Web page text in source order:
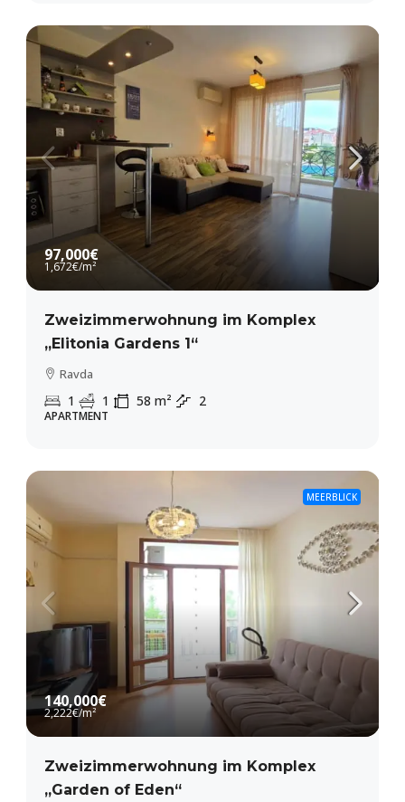
97,000€
1,672€/m²
Zweizimmerwohnung im Komplex
„Elitonia Gardens 1“
Ravda
1 1 58 m² 2
APARTMENT
MEERBLICK
140,000€
2,222€/m²
Zweizimmerwohnung im Komplex
„Garden of Eden“